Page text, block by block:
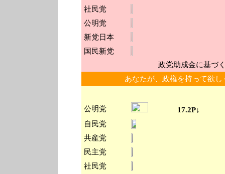
社民党
公明党
新党日本
国民新党
政党助成金に基づ
あなたが、政権を持って欲
公明党
17.2P↓
自民党
共産党
民主党
社民党